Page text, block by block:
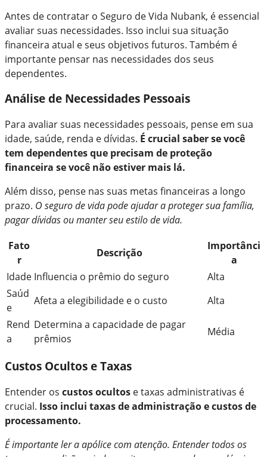
Antes de contratar o Seguro de Vida Nubank, é essencial
avaliar suas necessidades. Isso inclui sua situação
financeira atual e seus objetivos futuros. Também é
importante pensar nas necessidades dos seus
dependentes.
Análise de Necessidades Pessoais
Para avaliar suas necessidades pessoais, pense em sua
idade, saúde, renda e dívidas. É crucial saber se você
tem dependentes que precisam de proteção
financeira se você não estiver mais lá.
Além disso, pense nas suas metas financeiras a longo
prazo. O seguro de vida pode ajudar a proteger sua família,
pagar dívidas ou manter seu estilo de vida.
Fato
r
Descrição
Importânci
a
Idade Influencia o prêmio do seguro
Alta
Saúd
e
Afeta a elegibilidade e o custo
Alta
Rend
a
Determina a capacidade de pagar
prêmios
Média
Custos Ocultos e Taxas
Entender os custos ocultos e taxas administrativas é
crucial. Isso inclui taxas de administração e custos de
processamento.
É importante ler a apólice com atenção. Entender todos os